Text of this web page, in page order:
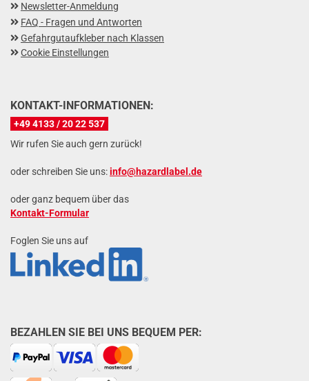
Newsletter-Anmeldung
FAQ - Fragen und Antworten
Gefahrgutaufkleber nach Klassen
Cookie Einstellungen
KONTAKT-INFORMATIONEN:
+49 4133 / 20 22 537
Wir rufen Sie auch gern zurück!
oder schreiben Sie uns:info@hazardlabel.de
oder ganz bequem über das
Kontakt-Formular
Foglen Sie uns auf
BEZAHLEN SIE BEI UNS BEQUEM PER: